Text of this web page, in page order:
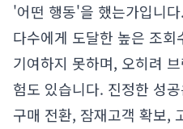
'어떤 행동'을 했는가입니
다수에게 도달한 높은 조
기여하지 못하며, 오히려
험도 있습니다. 진정한 성
구매 전환, 잠재고객 확보,